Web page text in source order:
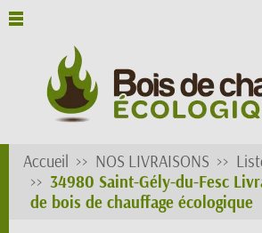
Accueil NOS LIVRAISONS
34980 Saint-Gély-du-Fesc
de bois de chauffage écologique